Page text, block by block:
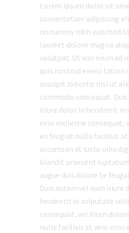
Lorem ipsum dolor sit
consectetuer adipiscing
nonummy nibh euismod
laoreet dolore magna
volutpat. Ut wisi enim ad
quis nostrud exerci tation
suscipit lobortis nisl ut
commodo consequat.
iriure dolor in hendrerit
esse molestie consequat,
eu feugiat nulla facilisis at
accumsan et iusto odio
blandit praesent
augue duis dolore te
Duis autem vel eum iriure
hendrerit in vulputate
consequat, vel illum
nulla facilisis at vero eros